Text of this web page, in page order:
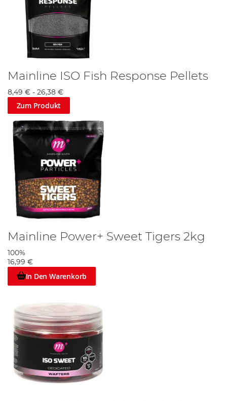
Mainline ISO Fish Response Pellets
8,49 € - 26,38 €
Zum Produkt
Mainline Power+ Sweet Tigers 2kg
100%
16,99 €
In Den Warenkorb